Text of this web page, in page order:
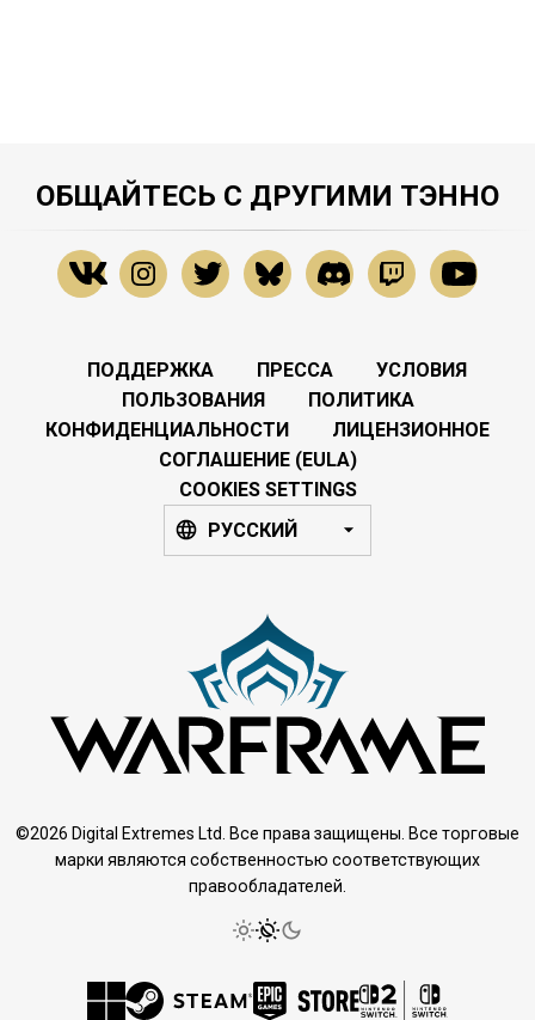
ОБЩАЙТЕСЬ С ДРУГИМИ ТЭННО
ПОДДЕРЖКА ПРЕССА
УСЛОВИЯ
ПОЛЬЗОВАНИЯ
ПОЛИТИКА
КОНФИДЕНЦИАЛЬНОСТИ
ЛИЦЕНЗИОННОЕ
СОГЛАШЕНИЕ (EULA)
COOKIES SETTINGS
РУССКИЙ
©2026 Digital Extremes Ltd. Все права защищены. Все торговые
марки являются собственностью соответствующих
правообладателей.